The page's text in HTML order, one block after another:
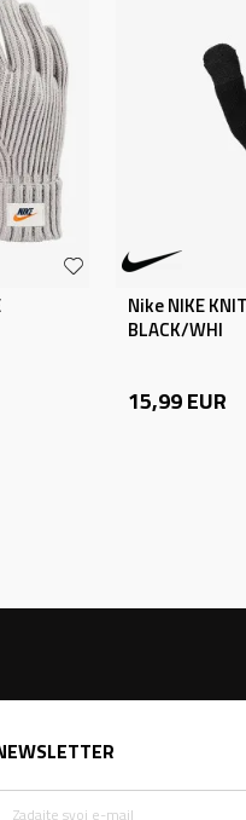
Nike NIKE
BLACK/WHI
15,99EUR